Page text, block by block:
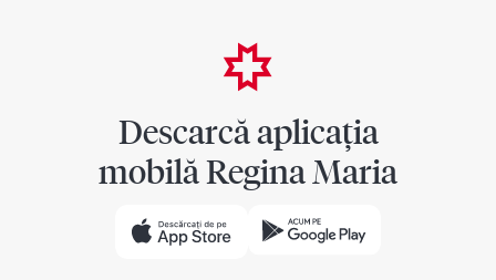
Descarcă aplicația
mobilă Regina Maria